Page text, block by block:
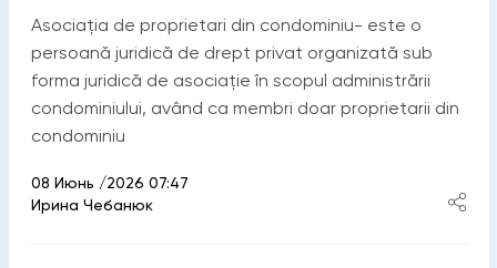
Asociaţia de proprietari din condominiu- este o
persoană juridică de drept privat organizată sub
forma juridică de asociaţie în scopul administrării
condominiului, având ca membri doar proprietarii din
condominiu
08 Июнь /2026 07:47
Ирина Чебанюк